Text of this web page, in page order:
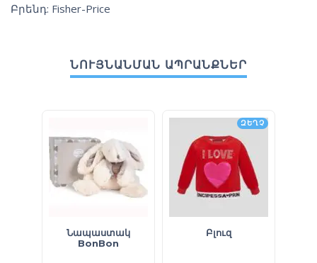
Բրենդ: Fisher-Price
ՆՈՒՅՆԱՆՄԱՆ ԱՊՐԱՆՔՆԵՐ
Նապաստակ
BonBon
ԶԵՂՉ
Բլուզ